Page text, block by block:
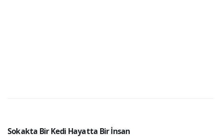
Sokakta Bir Kedi Hayatta Bir İnsan